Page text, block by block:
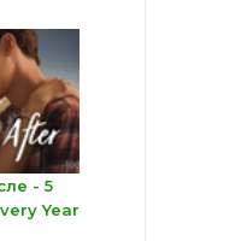
- 5
Year